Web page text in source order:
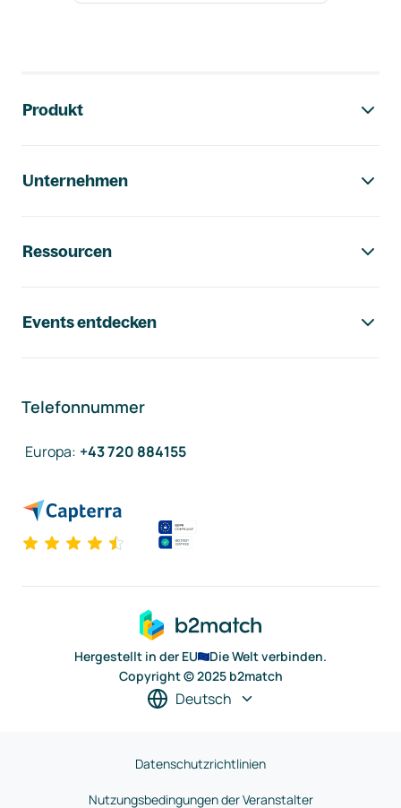
Produkt
Unternehmen
Ressourcen
Events entdecken
Telefonnummer
Europa: +43 720 884155
Hergestellt in der EU
Die Welt verbinden.
Copyright © 2025 b2match
Deutsch
Datenschutzrichtlinien
Nutzungsbedingungen der Veranstalter